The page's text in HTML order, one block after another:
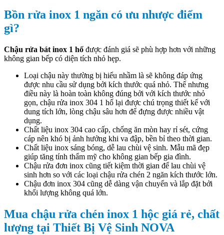
Bồn rửa inox 1 ngăn có ưu nhược điểm
gì?
Chậu rửa bát inox 1 hố được đánh giá sẽ phù hợp hơn với những
không gian bếp có diện tích nhỏ hẹp.
Loại chậu này thường bị hiểu nhầm là sẽ không đáp ứng
được nhu cầu sử dụng bởi kích thước quá nhỏ. Thế nhưng
điều này là hoàn toàn không đúng bởi với kích thước nhỏ
gọn, chậu rửa inox 304 1 hố lại được chú trọng thiết kế với
dung tích lớn, lòng chậu sâu hơn để đựng được nhiều vật
dụng.
Chất liệu inox 304 cao cấp, chống ăn mòn hay rỉ sét, cứng
cáp nên khó bị ảnh hưởng khi va đập, bền bỉ theo thời gian.
Chất liệu inox sáng bóng, dễ lau chùi vệ sinh. Mẫu mã đẹp
giúp tăng tính thẩm mỹ cho không gian bếp gia đình.
Chậu rửa đơn inox cũng tiết kiệm thời gian để lau chùi vệ
sinh hơn so với các loại chậu rửa chén 2 ngăn kích thước lớn.
Chậu đơn inox 304 cũng dễ dàng vận chuyển và lắp đặt bởi
khối lượng không quá lớn.
Mua chậu rửa chén inox 1 hộc giá rẻ, chất
lượng tại Thiết Bị Vệ Sinh NOVA